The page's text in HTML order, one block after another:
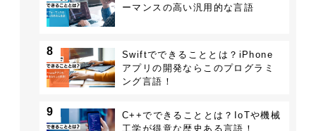
ーマンスの高い汎用的な言語
8
Swiftでできることとは？iPhone
アプリの開発ならこのプログラミ
ング言語！
9
C++でできることとは？IoTや機械
工学が得意な歴史ある言語！